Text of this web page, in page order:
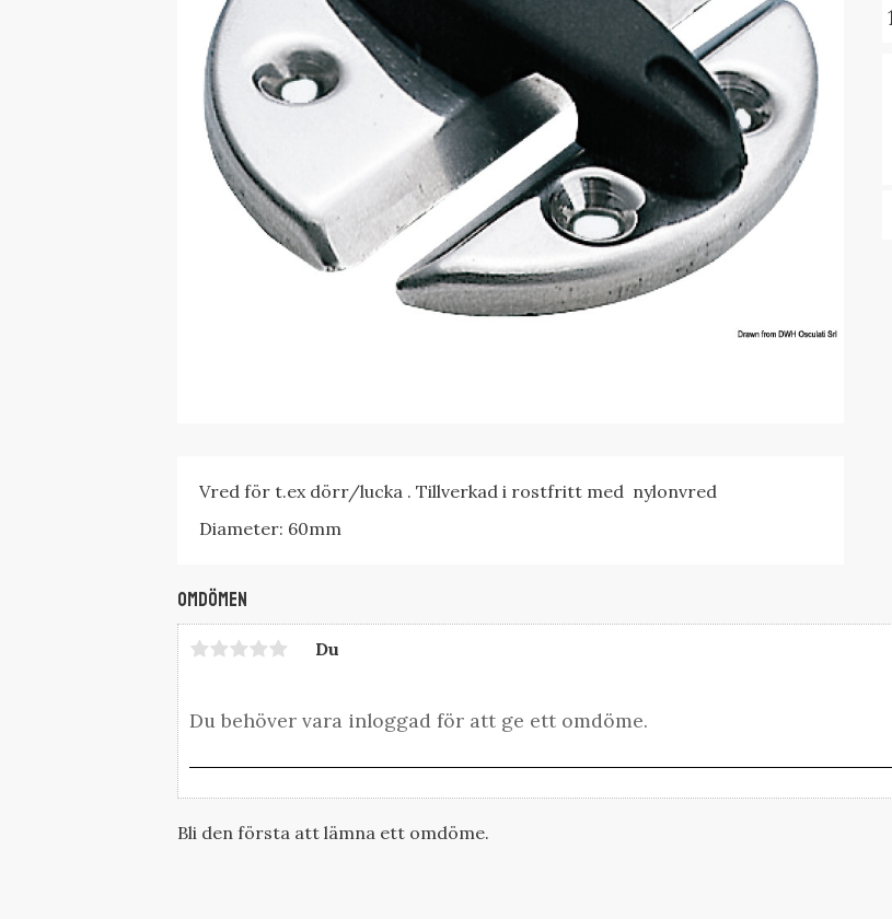
Vred för t.ex dörr/lucka . Tillverkad i rostfritt med nylonvred
Diameter: 60mm
Omdömen
Du
Bli den första att lämna ett omdöme.